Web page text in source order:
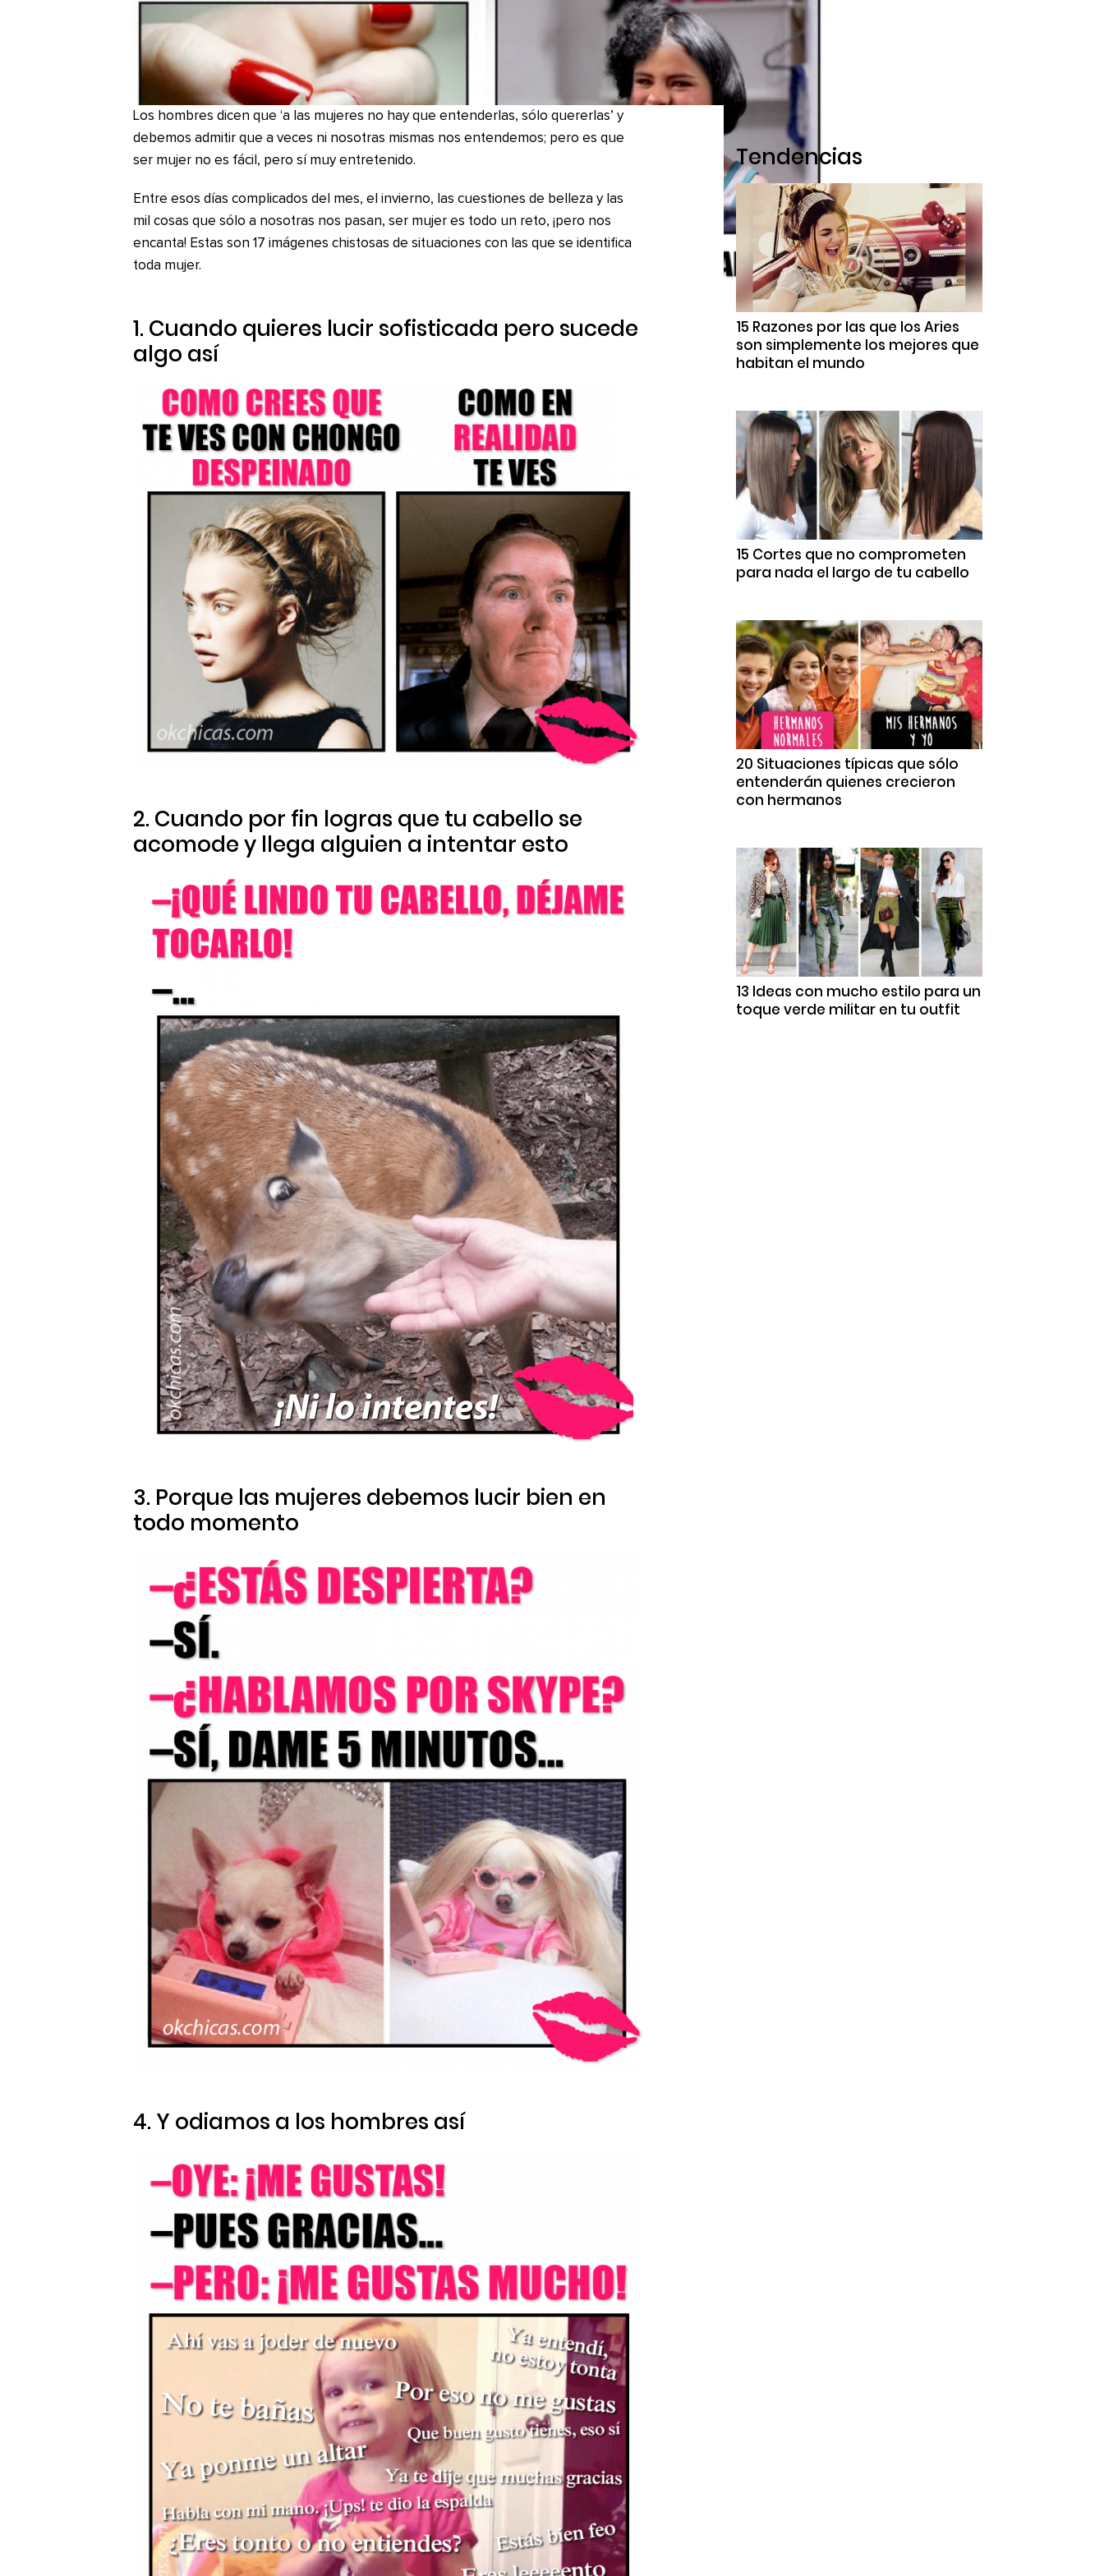
Los hombres dicen que ‘a las mujeres no hay que entenderlas, sólo quererlas’ y
debemos admitir que a veces ni nosotras mismas nos entendemos; pero es que
ser mujer no es fácil, pero sí muy entretenido.
Entre esos días complicados del mes, el invierno, las cuestiones de belleza y las
mil cosas que sólo a nosotras nos pasan, ser mujer es todo un reto, ¡pero nos
encanta! Estas son 17 imágenes chistosas de situaciones con las que se identifica
toda mujer.
1. Cuando quieres lucir sofisticada pero sucede
algo así
2. Cuando por fin logras que tu cabello se
acomode y llega alguien a intentar esto
3. Porque las mujeres debemos lucir bien en
todo momento
4. Y odiamos a los hombres así
Tendencias
15 Razones por las que los Aries
son simplemente los mejores que
habitan el mundo
15 Cortes que no comprometen
para nada el largo de tu cabello
20 Situaciones típicas que sólo
entenderán quienes crecieron
con hermanos
13 Ideas con mucho estilo para un
toque verde militar en tu outfit